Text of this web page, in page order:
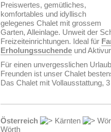
Preiswertes, gemütliches,
komfortables und idyllisch
gelegenes Chalet mit grossem
Garten, Alleinlage. Unweit der
Freizeiteinrichtungen. Ideal für
Erholungssuchende und
Für einen unvergesslichen
Freunden ist unser Chalet
Das Chalet mit Vollausstattung,
Österreich Kärnten
Wörth